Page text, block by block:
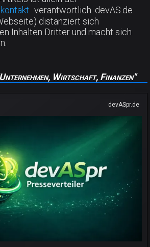
verantwortlich. devAS.de
distanziert sich
Inhalten Dritter und macht sich
Wirtschaft, Finanzen"
devASpr.de